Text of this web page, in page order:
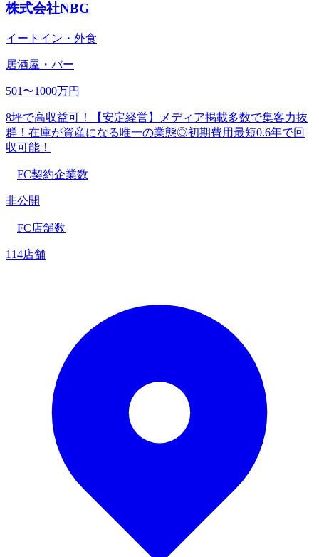
株式会社NBG
イートイン・外食
居酒屋・バー
501〜1000万円
8坪で高収益可！【安定経営】メディア掲載多数で集客力抜
群！在庫が資産になる唯一の業態◎初期費用最短0.6年で回
収可能！
FC契約企業数
非公開
FC店舗数
114店舗